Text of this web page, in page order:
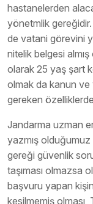
hastanelerden
yönetmlik
de vatani görevini
nitelik belgesi almış
olarak 25 yaş şart
olmak da kanun ve
gereken
Jandarma uzman
yazmış olduğumuz
gereği güvenlik
taşıması olmazsa
başvuru yapan
kesilmemiş